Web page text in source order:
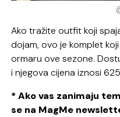
Ako tražite outfit koji
dojam, ovo je komplet
ormaru ove sezone.
i njegova cijena iznosi
* Ako vas zanimaju
se na MagMe